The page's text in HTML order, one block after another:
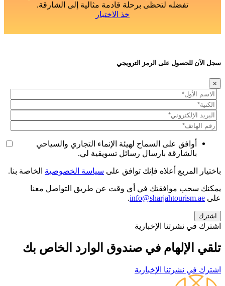
تفضله لتحظى برحلة قادمة مثالية إلى الشارقة.
خذ الاختبار
سجل الآن للحصول على الرمز الترويجي
×
أوافق على السماح لهيئة الإنماء التجاري والسياحي
بالشارقة بارسال رسائل تسويقية لي.
باختيار المربع أعلاه فإنك توافق على سياسة الخصوصية الخاصة بنا.
يمكنك سحب موافقتك في أي وقت عن طريق التواصل معنا
على info@sharjahtourism.ae
.
اشترك في نشرتنا الإخبارية
تلقي الإلهام في صندوق الوارد الخاص بك
اشترك في نشرتنا الإخبارية